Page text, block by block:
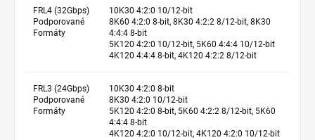
FRL4 (32Gbps)
Podporované
Formáty
10K30 4:2:0 10/12-bit
8K60 4:2:0 8-bit, 8K30 4:2:2 8/12-bit, 8K30
4:4:4 8-bit
5K120 4:2:0 10/12-bit, 5K60 4:4:4 10/12-bit
4K120 4:4:4 8-bit, 4K120 4:2:2 8/12-bit
FRL3 (24Gbps)
Podporované
Formáty
10K30 4:2:0 8-bit
8K30 4:2:0 10/12-bit
5K120 4:2:0 8-bit, 5K60 4:2:2 8/12-bit, 5K60
4:4:4 8-bit
4K120 4:2:0 10/12-bit, 4K120 4:2:0 10/12-bit